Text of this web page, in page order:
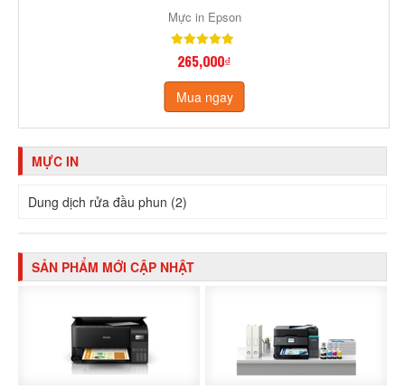
Mực in Epson
265,000₫
Mua ngay
MỰC IN
Dung dịch rửa đầu phun (2)
SẢN PHẨM MỚI CẬP NHẬT